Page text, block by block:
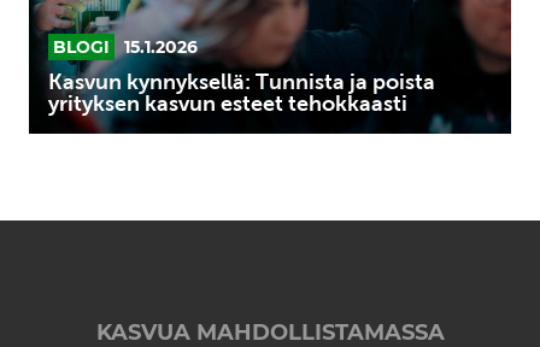
tehokkaasti
BLOGI 15.1.2026
Kasvun kynnyksellä: Tunnista ja poista
yrityksen kasvun esteet tehokkaasti
KASVUA MAHDOLLISTAMASSA